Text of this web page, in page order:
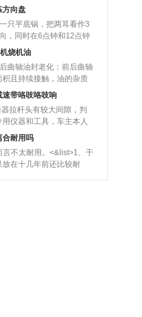
接将杂物给取出来，如果
严重，也可以采取应急措
、直接利用木棍将所有的
管里面的位置处，然后将
开，就可以将堵塞的东
如果是因为积碳过多引起
要将三元催化器泡在草酸
况得到解决，将清洗剂
与燃油混合后，车辆启
和汽油一起进入到燃烧
废气排出，就可以让三元
洗，排气管堵塞的情况就
。
方向盘
只平底锅，把两耳看作3
，同时在6点钟和12点钟
记。 <&list>2、双手握住
，往右同样也要打相同的
、最后强调要反复练
形成肌肉记忆，在真实
不需要记忆也能打好方
烧机油
曲轴油封老化：前后曲轴
积且持续接触，油的杂质
续温度变化使其密封效果
致渗油或漏油。<&list>2、
：积碳会使活塞环与缸体
导致机油流入燃烧室中，
、机油粘度。使用
的话，同样会有烧机油现
小具有很好的流动性，
速带咯吱咯吱响
拉杆头有较大间隙，判
用仪器和工具，车主本人
要将车辆送到修理厂或4s
车辆半轴套管防尘罩破
现漏油现象，使半轴磨
半轴容易损坏，产生异
定器的转向胶套和球头
合耐用吗
言不太耐用。<&list>1、干
放在十几年前还比较耐